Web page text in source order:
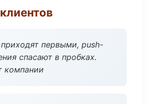
первыми, push-
спасают в пробках.
компании